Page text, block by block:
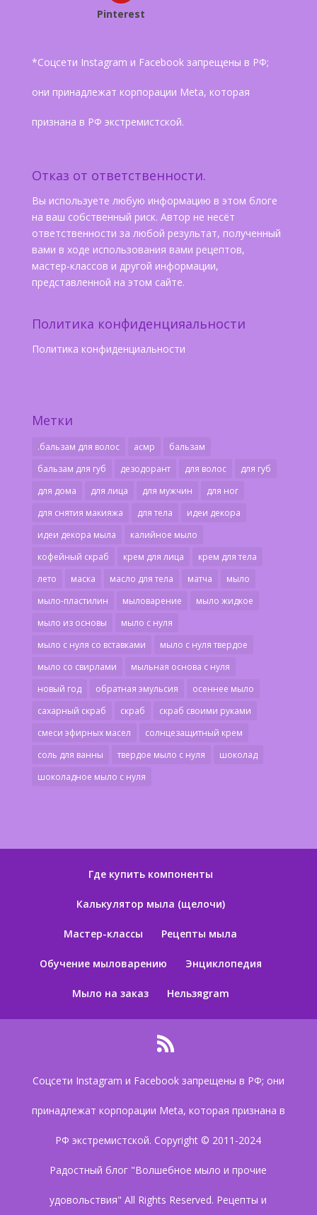
Pinterest
*Соцсети Instagram и Facebook запрещены в РФ;
они принадлежат корпорации Meta, которая
признана в РФ экстремистской.
Отказ от ответственности.
Вы используете любую информацию в этом блоге
на ваш собственный риск. Автор не несёт
ответственности за любой результат, полученный
вами в ходе использования вами рецептов,
мастер-классов и другой информации,
представленной на этом сайте.
Политика конфиденцияальности
Политика конфиденциальности
Метки
.бальзам для волос асмр
бальзам
бальзам для губ
дезодорант для волос
для губ
для дома
для лица для мужчин
для ног
для снятия макияжа
для тела
идеи декора
идеи декора мыла
калийное мыло
кофейный скраб
крем для лица
крем для тела
лето
маска масло для тела матча
мыло
мыло-пластилин
мыловарение
мыло жидкое
мыло из основы
мыло с нуля
мыло с нуля со вставками
мыло с нуля твердое
мыло со свирлами
мыльная основа с нуля
новый год
обратная эмульсия
осеннее мыло
сахарный скраб
скраб
скраб своими руками
смеси эфирных масел
солнцезащитный крем
соль для ванны
твердое мыло с нуля
шоколад
шоколадное мыло с нуля
Где купить компоненты
Калькулятор мыла (щелочи)
Мастер-классы Рецепты мыла
Обучение мыловарению Энциклопедия
Мыло на заказ Нельзяgram
Соцсети Instagram и Facebook запрещены в РФ; они
принадлежат корпорации Meta, которая признана в
РФ экстремистской. Copyright © 2011-2024
Радостный блог "Волшебное мыло и прочие
удовольствия" All Rights Reserved. Рецепты и